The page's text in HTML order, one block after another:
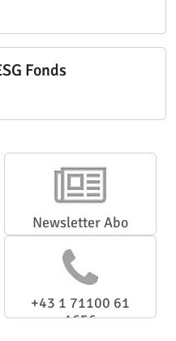
Fonds
Newsletter Abo
+43 1 71100 61
1656